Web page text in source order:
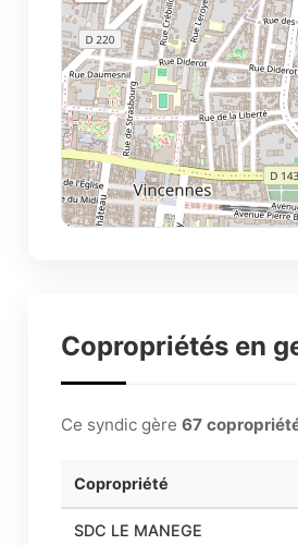
Copropriétés en
Ce syndic gère 67
Copropriété
SDC LE MANEGE